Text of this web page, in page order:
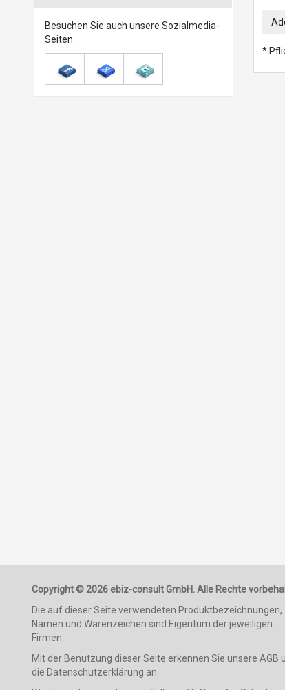
*
Besuchen Sie auch unsere Sozialmedia-
Seiten
Copyright © 2026 ebiz-consult GmbH. Alle Rechte
Die auf dieser Seite verwendeten Produktbezeichnungen,
Namen und Warenzeichen sind Eigentum der jeweiligen
Firmen.
Mit der Benutzung dieser Seite erkennen Sie unsere AGB
die Datenschutzerklärung an.